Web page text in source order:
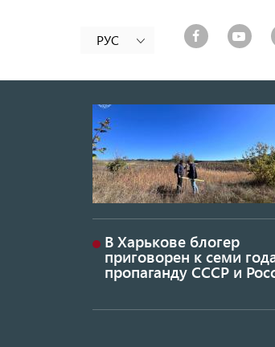
РУС
В Харькове блогер
приговорен к семи
пропаганду СССР и